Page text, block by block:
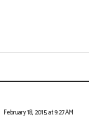
February 18, 2015 at 9:27 AM